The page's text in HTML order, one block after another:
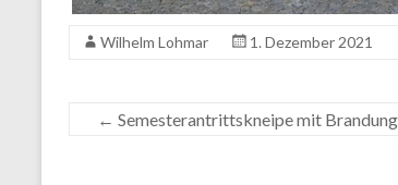
Wilhelm Lohmar 1. Dezember 2021
← Semesterantrittskneipe mit